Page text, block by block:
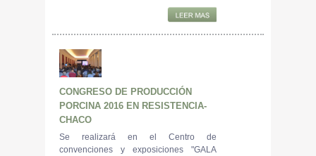
CONGRESO DE PRODUCCIÓN
PORCINA 2016 EN RESISTENCIA-
CHACO
Se realizará en el Centro de
convenciones y exposiciones "GALA